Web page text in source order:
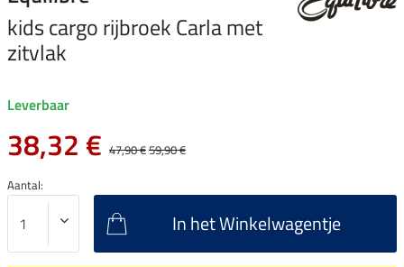
kids cargo rijbroek Carla met
zitvlak
Leverbaar
38,32 € 47,90 €59,90 €
Aantal:
In het Winkelwagentje